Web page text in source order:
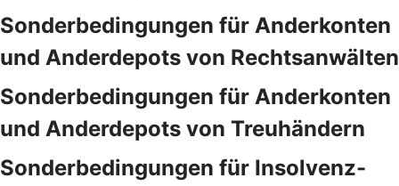
Sonderbedingungen für Anderkonten
und Anderdepots von Rechtsanwälten
Sonderbedingungen für Anderkonten
und Anderdepots von Treuhändern
Sonderbedingungen für Insolvenz-